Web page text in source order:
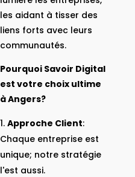
les aidant à tisser des
liens forts avec leurs
communautés.
Pourquoi Savoir Digital
est votre choix ultime
à Angers?
Approche Client:
Chaque entreprise est
unique; notre stratégie
l'est aussi.